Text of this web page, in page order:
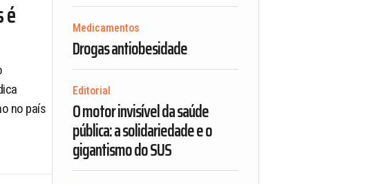
no país
Medicamentos
Drogas antiobesidade
Editorial
O motor invisível da saúde
pública: a solidariedade e o
gigantismo do SUS